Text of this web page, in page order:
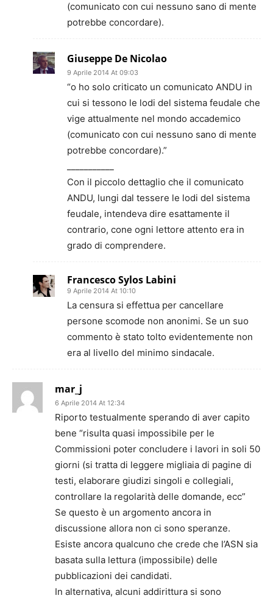
(comunicato con cui nessuno sano di mente
potrebbe concordare).
Giuseppe De Nicolao
9 Aprile 2014 At 09:03
“o ho solo criticato un comunicato ANDU in
cui si tessono le lodi del sistema feudale che
vige attualmente nel mondo accademico
(comunicato con cui nessuno sano di mente
potrebbe concordare).”
Con il piccolo dettaglio che il comunicato
ANDU, lungi dal tessere le lodi del sistema
feudale, intendeva dire esattamente il
contrario, cone ogni lettore attento era in
grado di comprendere.
Francesco Sylos Labini
9 Aprile 2014 At 10:10
La censura si effettua per cancellare
persone scomode non anonimi. Se un suo
commento è stato tolto evidentemente non
era al livello del minimo sindacale.
mar_j
6 Aprile 2014 At 12:34
Riporto testualmente sperando di aver capito
bene “risulta quasi impossibile per le
Commissioni poter concludere i lavori in soli 50
giorni (si tratta di leggere migliaia di pagine di
testi, elaborare giudizi singoli e collegiali,
controllare la regolarità delle domande, ecc”
Se questo è un argomento ancora in
discussione allora non ci sono speranze.
Esiste ancora qualcuno che crede che l’ASN sia
basata sulla lettura (impossibile) delle
pubblicazioni dei candidati.
In alternativa, alcuni addirittura si sono